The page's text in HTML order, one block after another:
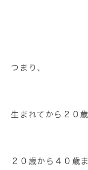
つまり、
生まれてから２０
２０歳から４０歳